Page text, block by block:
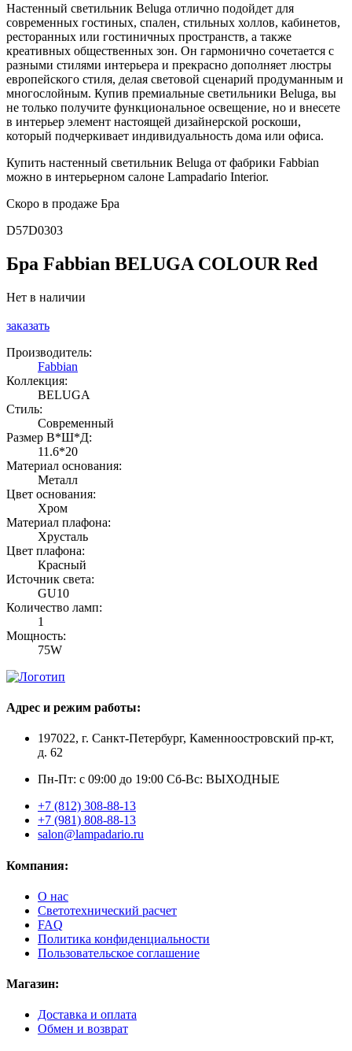
Настенный светильник Beluga отлично подойдет для
современных гостиных, спален, стильных холлов, кабинетов,
ресторанных или гостиничных пространств, а также
креативных общественных зон. Он гармонично сочетается с
разными стилями интерьера и прекрасно дополняет люстры
европейского стиля, делая световой сценарий продуманным и
многослойным. Купив премиальные светильники Beluga, вы
не только получите функциональное освещение, но и внесете
в интерьер элемент настоящей дизайнерской роскоши,
который подчеркивает индивидуальность дома или офиса.
Купить настенный светильник Beluga от фабрики Fabbian
можно в интерьерном салоне Lampadario Interior.
Скоро в продаже Бра
D57D0303
Бра Fabbian BELUGA COLOUR Red
Нет в наличии
заказать
Производитель:
Fabbian
Коллекция:
BELUGA
Стиль:
Современный
Размер В*Ш*Д:
11.6*20
Материал основания:
Металл
Цвет основания:
Хром
Материал плафона:
Хрусталь
Цвет плафона:
Красный
Источник света:
GU10
Количество ламп:
1
Мощность:
75W
Адрес и режим работы:
197022, г. Санкт-Петербург, Каменноостровский пр-кт,
д. 62
Пн-Пт: с 09:00 до 19:00 Сб-Вс: ВЫХОДНЫЕ
+7 (812) 308-88-13
+7 (981) 808-88-13
salon@lampadario.ru
Компания:
О нас
Светотехнический расчет
FAQ
Политика конфиденциальности
Пользовательское соглашение
Магазин:
Доставка и оплата
Обмен и возврат